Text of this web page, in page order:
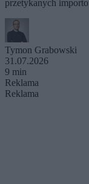
przetykanych
Tymon Grabowski
31.07.2026
9 min
Reklama
Reklama